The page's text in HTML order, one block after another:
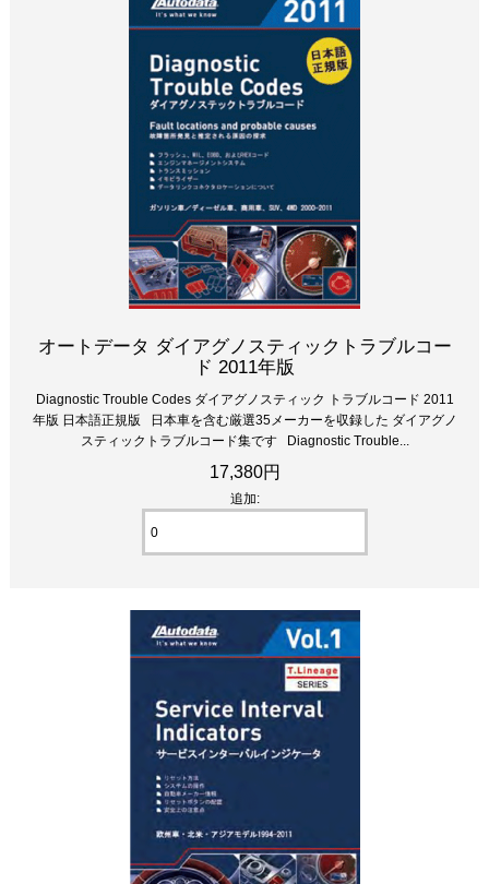
オートデータ ダイアグノスティックトラブルコー
ド 2011年版
Diagnostic Trouble Codes ダイアグノスティック トラブルコード 2011
年版 日本語正規版 日本車を含む厳選35メーカーを収録した ダイアグノ
スティックトラブルコード集です Diagnostic Trouble...
17,380円
追加: